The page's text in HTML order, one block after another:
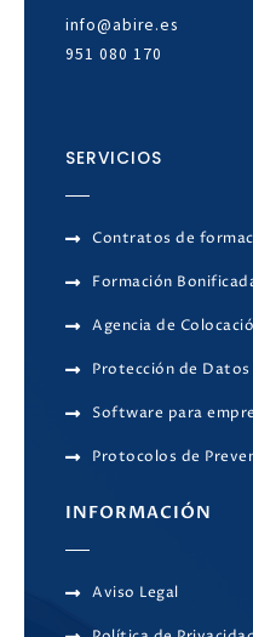
info@abire.es
951 080 170
SERVICIOS
Contratos de
Formación
Agencia de
Protección de Datos
Software para
Protocolos de
INFORMACIÓN
Aviso Legal